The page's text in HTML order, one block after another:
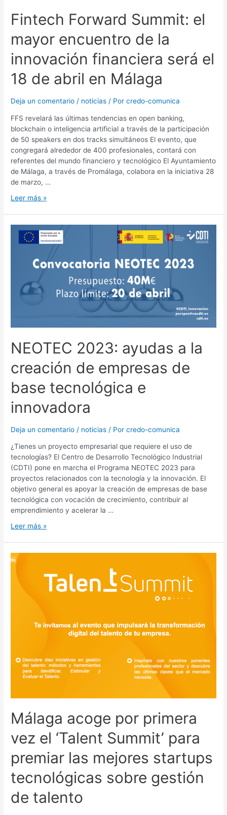
Fintech Forward Summit: el
mayor encuentro de la
innovación financiera será el
18 de abril en Málaga
Deja un comentario / noticias / Porcredo-comunica
FFS revelará las últimas tendencias en open banking,
blockchain o inteligencia artificial a través de la participación
de 50 speakers en dos tracks simultáneos El evento, que
congregará alrededor de 400 profesionales, contará con
referentes del mundo financiero y tecnológico El Ayuntamiento
de Málaga, a través de Promálaga, colabora en la iniciativa 28
de marzo, …
Leer más »
NEOTEC 2023: ayudas a la
creación de empresas de
base tecnológica e
innovadora
Deja un comentario / noticias / Porcredo-comunica
¿Tienes un proyecto empresarial que requiere el uso de
tecnologías? El Centro de Desarrollo Tecnológico Industrial
(CDTI) pone en marcha el Programa NEOTEC 2023 para
proyectos relacionados con la tecnología y la innovación. El
objetivo general es apoyar la creación de empresas de base
tecnológica con vocación de crecimiento, contribuir al
emprendimiento y acelerar la …
Leer más »
Málaga acoge por primera
vez el ‘Talent Summit’ para
premiar las mejores startups
tecnológicas sobre gestión
de talento